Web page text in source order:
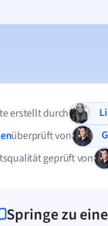
erstellt durch
überprüft von
geprüft von
Springe zu